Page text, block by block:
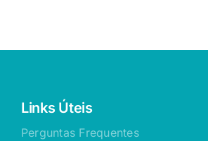
Links Úteis
Perguntas Frequentes